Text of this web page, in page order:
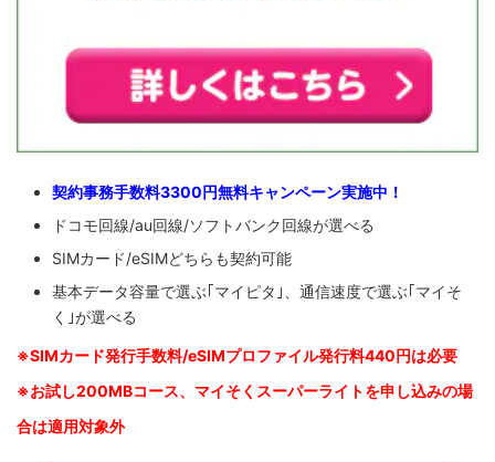
契約事務手数料3300円無料キャンペーン実施中！
ドコモ回線/au回線/ソフトバンク回線が選べる
SIMカード/eSIMどちらも契約可能
基本データ容量で選ぶ｢マイピタ｣、通信速度で選ぶ｢マイそ
く｣が選べる
※SIMカード発行手数料/eSIMプロファイル発行料440円は必要
※お試し200MBコース、マイそくスーパーライトを申し込みの場
合は適用対象外